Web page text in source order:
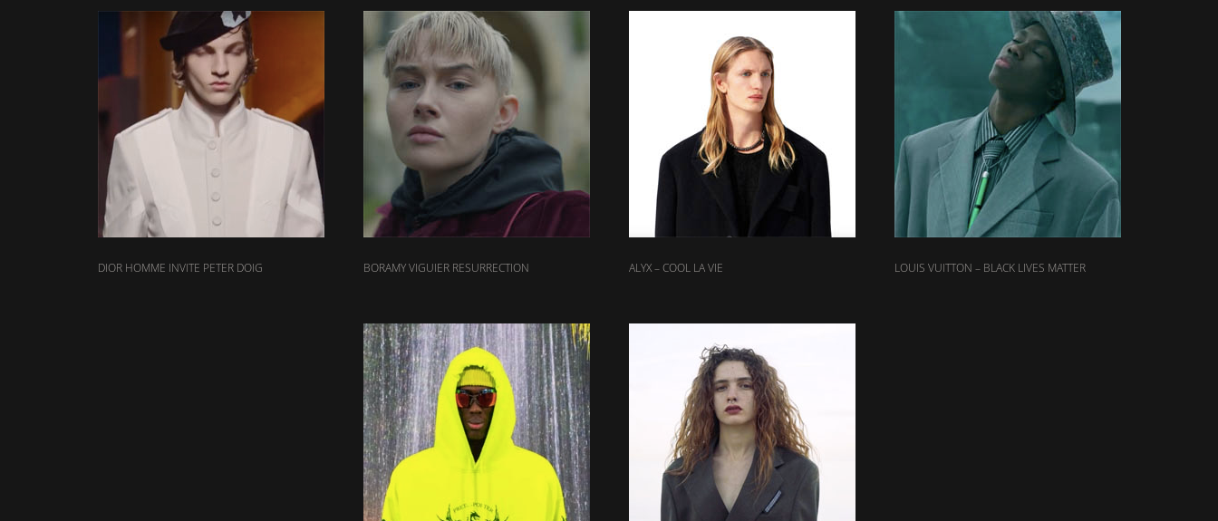
DIOR HOMME INVITE PETER DOIG BORAMY VIGUIER RESURRECTION ALYX – COOL LA VIE LOUIS VUITTON – BLACK LIVES MATTER